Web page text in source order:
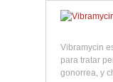
Vibramycin
para tratar
gonorrea, y